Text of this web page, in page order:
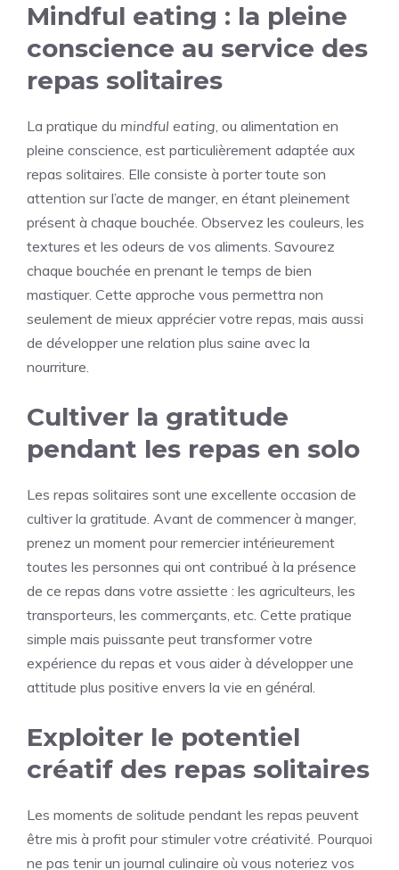
Mindful eating : la pleine
conscience au service des
repas solitaires
La pratique du mindful eating, ou alimentation en
pleine conscience, est particulièrement adaptée aux
repas solitaires. Elle consiste à porter toute son
attention sur l’acte de manger, en étant pleinement
présent à chaque bouchée. Observez les couleurs, les
textures et les odeurs de vos aliments. Savourez
chaque bouchée en prenant le temps de bien
mastiquer. Cette approche vous permettra non
seulement de mieux apprécier votre repas, mais aussi
de développer une relation plus saine avec la
nourriture.
Cultiver la gratitude
pendant les repas en solo
Les repas solitaires sont une excellente occasion de
cultiver la gratitude. Avant de commencer à manger,
prenez un moment pour remercier intérieurement
toutes les personnes qui ont contribué à la présence
de ce repas dans votre assiette : les agriculteurs, les
transporteurs, les commerçants, etc. Cette pratique
simple mais puissante peut transformer votre
expérience du repas et vous aider à développer une
attitude plus positive envers la vie en général.
Exploiter le potentiel
créatif des repas solitaires
Les moments de solitude pendant les repas peuvent
être mis à profit pour stimuler votre créativité. Pourquoi
ne pas tenir un journal culinaire où vous noteriez vos